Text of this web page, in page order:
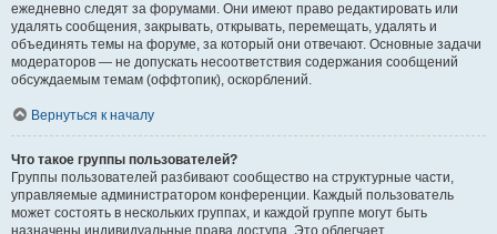
ежедневно следят за форумами. Они имеют право редактировать или
удалять сообщения, закрывать, открывать, перемещать, удалять и
объединять темы на форуме, за который они отвечают. Основные задачи
модераторов — не допускать несоответствия содержания сообщений
обсуждаемым темам (оффтопик), оскорблений.
Вернуться к началу
Что такое группы пользователей?
Группы пользователей разбивают сообщество на структурные части,
управляемые администратором конференции. Каждый пользователь
может состоять в нескольких группах, и каждой группе могут быть
назначены индивидуальные права доступа. Это облегчает